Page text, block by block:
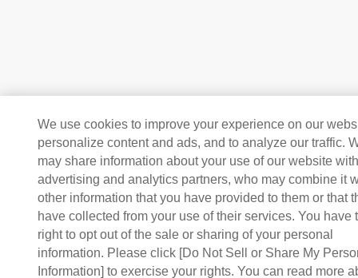
We use cookies to improve your experience on our
personalize content and ads, and to analyze our traffic.
may share information about your use of our website
advertising and analytics partners, who may combine it
other information that you have provided to them or that
have collected from your use of their services. You have
right to opt out of the sale or sharing of your personal
information. Please click [Do Not Sell or Share My
Information] to exercise your rights. You can read more